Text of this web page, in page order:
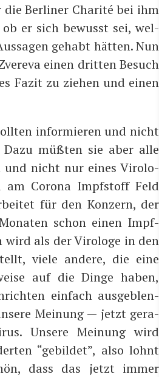
die Ber­li­ner Cha­ri­té bei ihm
er sich bewusst sei, wel­
gehabt hät­ten. Nun
einen drit­ten Besuch
Fazit zu zie­hen und einen
infor­mie­ren und nicht
müß­ten sie aber alle
und nicht nur eines Viro­lo­
am Coro­na Impf­stoff Feld
für den Kon­zern, der
schon einen Impf­
wird als der Viro­lo­ge in den
vie­le ande­re, die eine
auf die Din­ge haben,
ein­fach aus­ge­blen­
Mei­nung — jetzt gera­
Unse­re Mei­nung wird
“gebil­det”, also lohnt
dass das jetzt immer